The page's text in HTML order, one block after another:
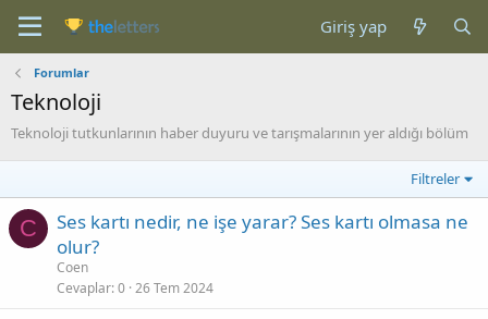
Giriş yap
Forumlar
Teknoloji
Teknoloji tutkunlarının haber duyuru ve tarışmalarının yer aldığı bölüm
Filtreler
C
Ses kartı nedir, ne işe yarar? Ses kartı olmasa ne
olur?
Coen
Cevaplar 0 26 Tem 2024